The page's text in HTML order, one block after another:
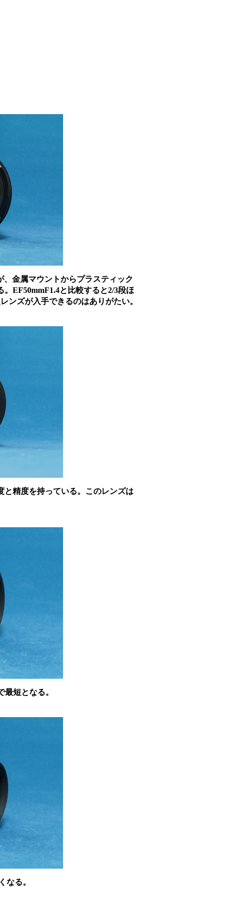
金属マウントからプラスティック
EF50mmF1.4と比較すると2/3段ほ
ンズが入手できるのはありがたい。
精度を持っている。このレンズは
短となる。
なる。